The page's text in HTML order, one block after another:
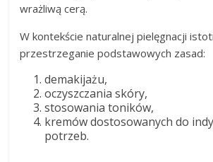
wrażliwą cerą.
W kontekście naturalnej pielęgnacji
przestrzeganie podstawowych zasad:
demakijażu,
oczyszczania skóry,
stosowania toników,
kremów dostosowanych do
potrzeb.